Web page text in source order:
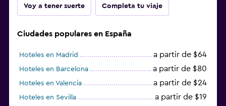
Voy a tener suerte Completa tu viaje
Ciudades populares en España
Hoteles en Madrid a partir de $64
Hoteles en Barcelona a partir de $80
Hoteles en Valencia a partir de $24
Hoteles en Sevilla a partir de $19